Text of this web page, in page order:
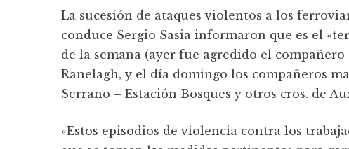
La sucesión de ataques violentos a los
conduce Sergio Sasia informaron que es el
de la semana (ayer fue agredido el
Ranelagh, y el día domingo los compañeros
Serrano – Estación Bosques y otros cros. de
«Estos episodios de violencia contra los